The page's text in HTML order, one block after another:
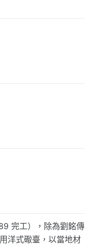
完工），除為劉銘傳
洋式礮臺，以當地材